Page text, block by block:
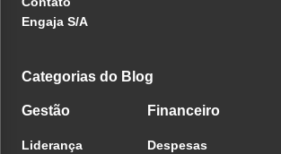
Engaja S/A
Categorias do Blog
Gestão
Liderança
Financeiro
Despesas